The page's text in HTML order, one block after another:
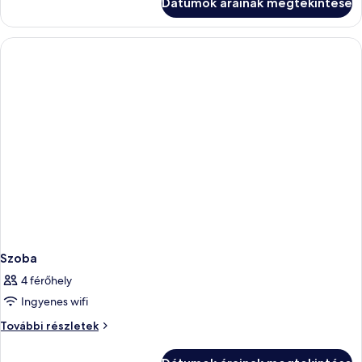
Szoba
4 férőhely
Ingyenes wifi
További részletek
Szoba